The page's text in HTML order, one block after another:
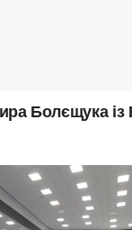
Болєщука